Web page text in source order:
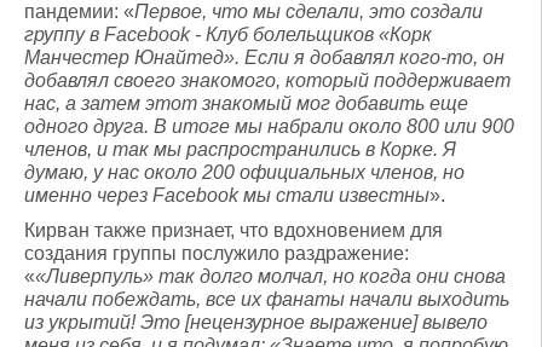
пандемии: «Первое, что мы сделали, это создали
группу в Facebook - Клуб болельщиков «Корк
Манчестер Юнайтед». Если я добавлял кого-то, он
добавлял своего знакомого, который поддерживает
нас, а затем этот знакомый мог добавить еще
одного друга. В итоге мы набрали около 800 или 900
членов, и так мы распространились в Корке. Я
думаю, у нас около 200 официальных членов, но
именно через Facebook мы стали известны».
Кирван также признает, что вдохновением для
создания группы послужило раздражение:
««Ливерпуль» так долго молчал, но когда они снова
начали побеждать, все их фанаты начали выходить
из укрытий! Это [нецензурное выражение] вывело